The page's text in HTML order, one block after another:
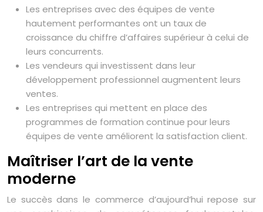
Les entreprises avec des équipes de vente
hautement performantes ont un taux de
croissance du chiffre d’affaires supérieur à celui de
leurs concurrents.
Les vendeurs qui investissent dans leur
développement professionnel augmentent leurs
ventes.
Les entreprises qui mettent en place des
programmes de formation continue pour leurs
équipes de vente améliorent la satisfaction client.
Maîtriser l’art de la vente
moderne
Le succès dans le commerce d’aujourd’hui repose sur